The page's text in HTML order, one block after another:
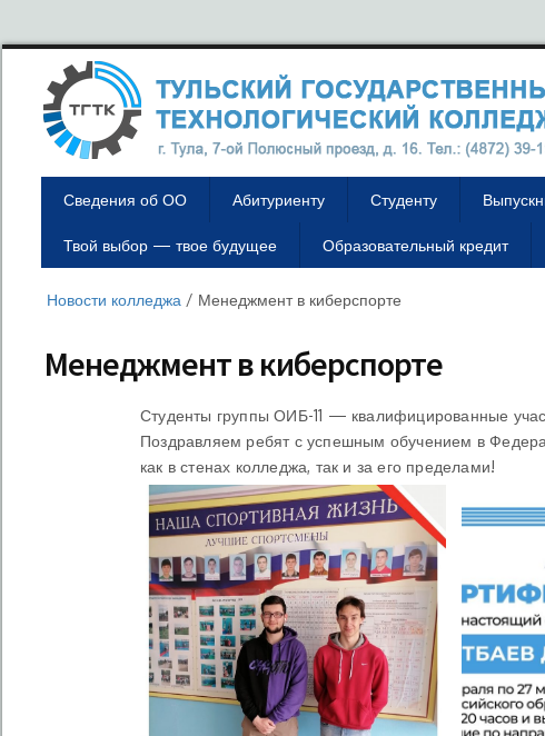
Сведения об ОО Абитуриенту Студенту
Твой выбор — твое будущее Образовательный кредит
Новости колледжа / Менеджмент в киберспорте
Менеджмент в киберспорте
Студенты группы ОИБ-11 — квалифицированные
Поздравляем ребят с успешным обучением в
как в стенах колледжа, так и за его пределами!